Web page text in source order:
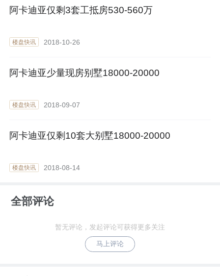
阿卡迪亚仅剩3套工抵房530-560万
楼盘快讯 2018-10-26
阿卡迪亚少量现房别墅18000-20000
楼盘快讯 2018-09-07
阿卡迪亚仅剩10套大别墅18000-20000
楼盘快讯 2018-08-14
全部评论
暂无评论，发起评论可获得更多关注
马上评论